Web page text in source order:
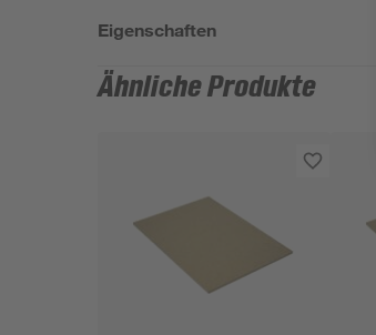
Eigenschaften
Ähnliche Produkte